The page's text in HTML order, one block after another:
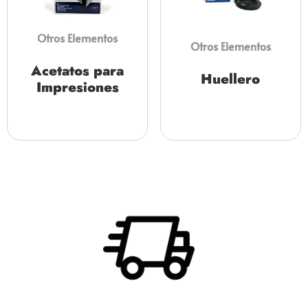
Otros Elementos
Acetatos para
Impresiones
Otros Elementos
Huellero